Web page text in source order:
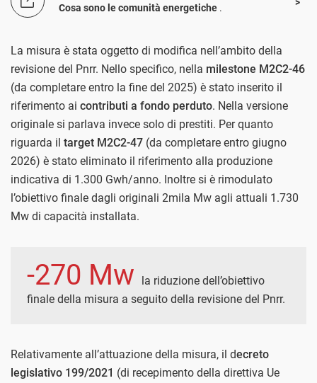
Cosa sono le comunità energetiche .
La misura è stata oggetto di modifica nell’ambito della
revisione del Pnrr. Nello specifico, nella milestone M2C2-46
(da completare entro la fine del 2025) è stato inserito il
riferimento ai contributi a fondo perduto. Nella versione
originale si parlava invece solo di prestiti. Per quanto
riguarda il target M2C2-47 (da completare entro giugno
2026) è stato eliminato il riferimento alla produzione
indicativa di 1.300 Gwh/anno. Inoltre si è rimodulato
l’obiettivo finale dagli originali 2mila Mw agli attuali 1.730
Mw di capacità installata.
-270 Mw
la riduzione dell’obiettivo
finale della misura a seguito della revisione del Pnrr.
Relativamente all’attuazione della misura, il decreto
legislativo 199/2021 (di recepimento della direttiva Ue